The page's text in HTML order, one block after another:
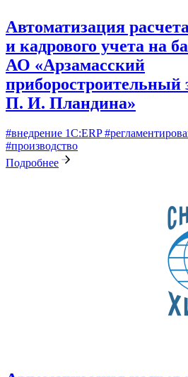
Автоматизация
и кадрового учета на
АО «Арзамасский
приборостроительный
П. И. Пландина»
#внедрение 1С:ERP
#производство
Подробнее